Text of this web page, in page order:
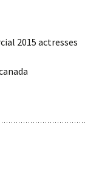
2015 actresses